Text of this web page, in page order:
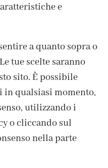
e
a quanto sopra o
tue scelte saranno
sito. È possibile
qualsiasi momento,
utilizzando i
o cliccando sul
nella parte